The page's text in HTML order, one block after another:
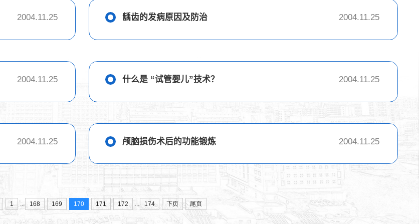
2004.11.25 龋齿的发病原因及防治 2004.11.25
2004.11.25 什么是 “试管婴儿”技术？ 2004.11.25
2004.11.25 颅脑损伤术后的功能锻炼 2004.11.25
1 ... 168 169 170 171 172 174 下页 尾页